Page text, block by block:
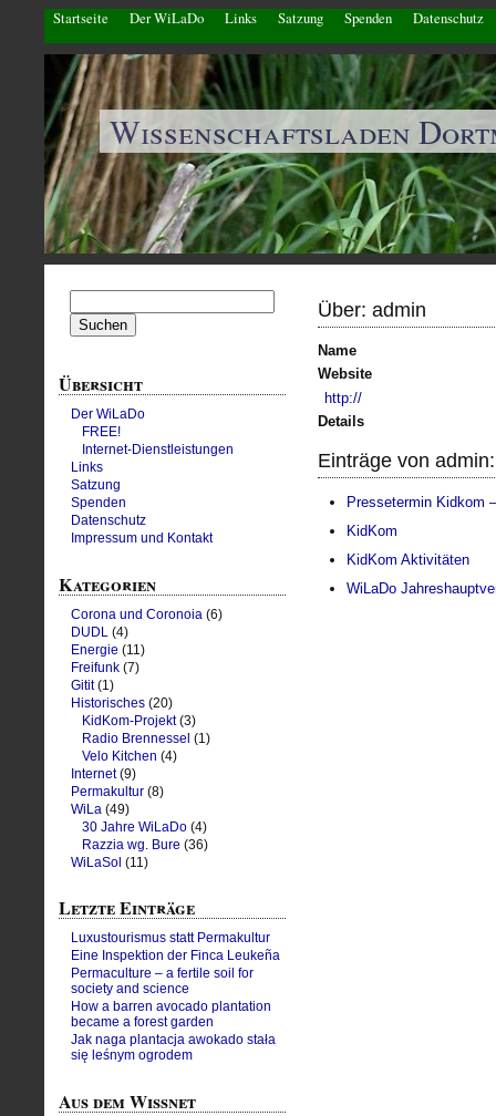
Startseite Der WiLaDo Links Satzung Spenden Datenschutz
Wissenschaftsladen
Über: admin
Name
Website
http://
Details
Einträge von admin:
Pressetermin Kidkom
KidKom
KidKom Aktivitäten
WiLaDo
nach:
Übersicht
Der WiLaDo
FREE!
Internet-Dienstleistungen
Links
Satzung
Spenden
Datenschutz
Impressum und Kontakt
Kategorien
Corona und Coronoia (6)
DUDL
(4)
Energie (11)
Freifunk(7)
Gitit(1)
Historisches(20)
KidKom-Projekt(3)
Radio Brennessel (1)
Velo Kitchen (4)
Internet(9)
Permakultur(8)
WiLa (49)
30 Jahre WiLaDo(4)
Razzia wg. Bure (36)
WiLaSol (11)
Letzte Einträge
Luxustourismus statt Permakultur
Eine Inspektion der Finca Leukeña
Permaculture – a fertile soil for
society and science
How a barren avocado plantation
became a forest garden
Jak naga plantacja awokado stała
się leśnym ogrodem
Aus dem Wissnet